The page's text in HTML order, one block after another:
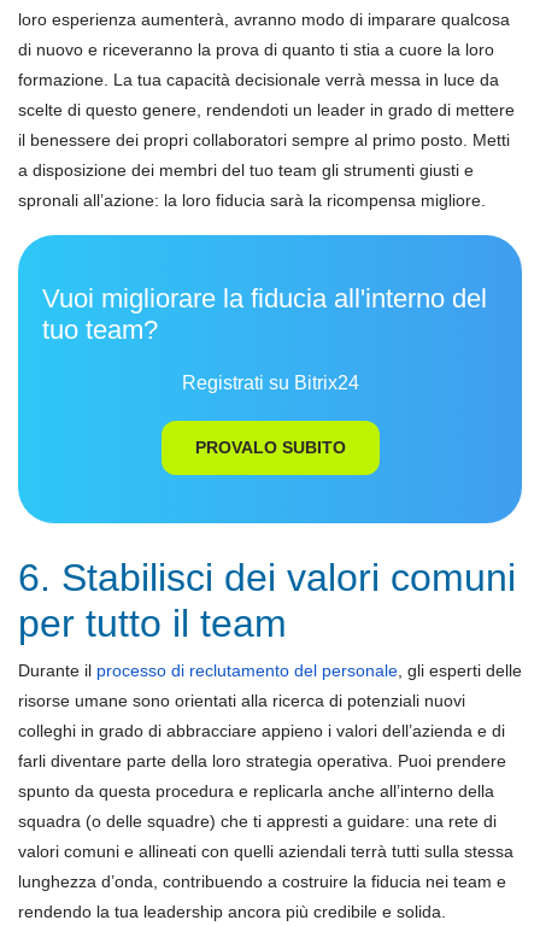
loro esperienza aumenterà, avranno modo di imparare qualcosa
di nuovo e riceveranno la prova di quanto ti stia a cuore la loro
formazione. La tua capacità decisionale verrà messa in luce da
scelte di questo genere, rendendoti un leader in grado di mettere
il benessere dei propri collaboratori sempre al primo posto. Metti
a disposizione dei membri del tuo team gli strumenti giusti e
spronali all’azione: la loro fiducia sarà la ricompensa migliore.
Vuoi migliorare la fiducia all'interno del
tuo team?
Registrati su Bitrix24
PROVALO SUBITO
6. Stabilisci dei valori comuni
per tutto il team
Durante il processo di reclutamento del personale , gli esperti delle
risorse umane sono orientati alla ricerca di potenziali nuovi
colleghi in grado di abbracciare appieno i valori dell’azienda e di
farli diventare parte della loro strategia operativa. Puoi prendere
spunto da questa procedura e replicarla anche all’interno della
squadra (o delle squadre) che ti appresti a guidare: una rete di
valori comuni e allineati con quelli aziendali terrà tutti sulla stessa
lunghezza d’onda, contribuendo a costruire la fiducia nei team e
rendendo la tua leadership ancora più credibile e solida.